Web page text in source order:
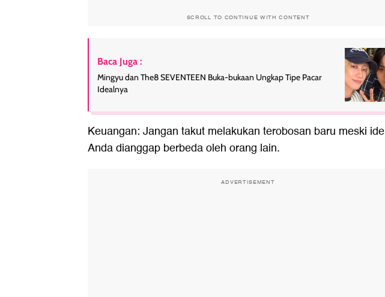
SCROLL TO CONTINUE WITH CONTENT
Baca Juga :
Mingyu dan The8 SEVENTEEN Buka-bukaan Ungkap Tipe Pacar
Idealnya
Keuangan: Jangan takut melakukan terobosan baru meski ide
Anda dianggap berbeda oleh orang lain.
ADVERTISEMENT